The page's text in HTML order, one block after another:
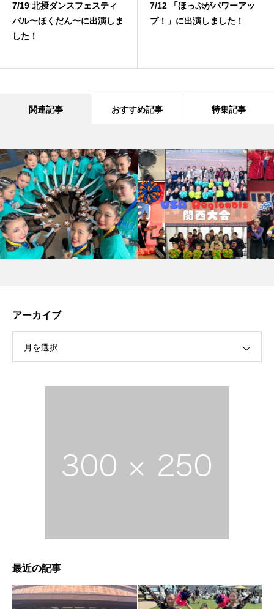
7/19 北摂ダンスフェスティ
バル〜ほくだん〜に出演しま
した！
7/12 「ほっぷがパワーアッ
プ！」に出演しました！
関連記事 おすすめ記事 特集記事
アーカイブ
月を選択
最近の記事